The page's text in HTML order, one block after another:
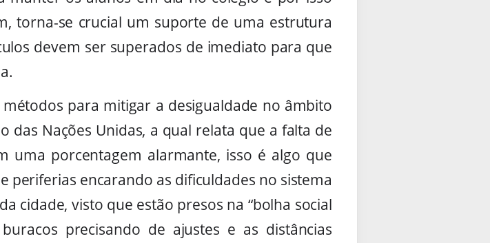
torna-se crucial um suporte de uma estrutura
devem ser superados de imediato para que
para mitigar a desigualdade no âmbito
das Nações Unidas, a qual relata que a falta de
uma porcentagem alarmante, isso é algo que
periferias encarando as dificuldades no sistema
cidade, visto que estão presos na “bolha social
precisando de ajustes e as distâncias